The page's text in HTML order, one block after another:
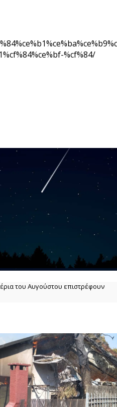
%cf%84/
του Αυγούστου επιστρέφουν